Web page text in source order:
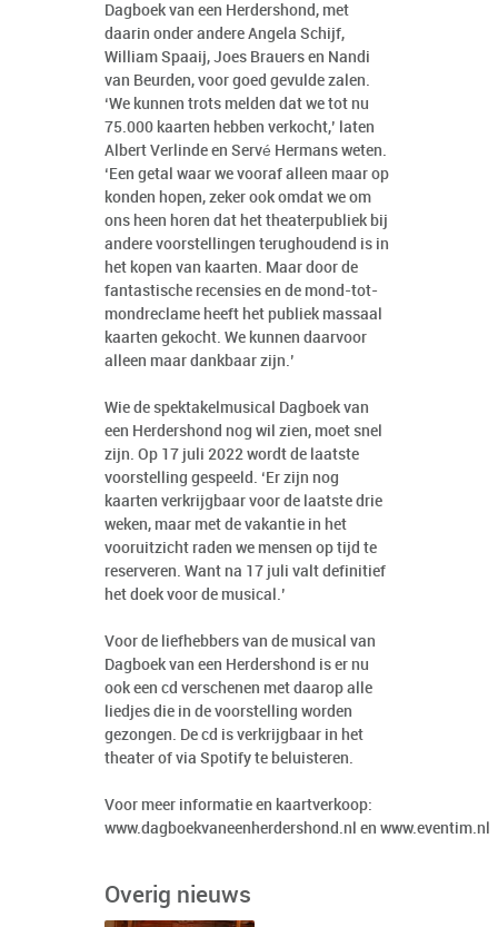
Dagboek van een Herdershond, met
daarin onder andere Angela Schijf,
William Spaaij, Joes Brauers en Nandi
van Beurden, voor goed gevulde zalen.
‘We kunnen trots melden dat we tot nu
75.000 kaarten hebben verkocht,’ laten
Albert Verlinde en Servé Hermans weten.
‘Een getal waar we vooraf alleen maar op
konden hopen, zeker ook omdat we om
ons heen horen dat het theaterpubliek bij
andere voorstellingen terughoudend is in
het kopen van kaarten. Maar door de
fantastische recensies en de mond-tot-
mondreclame heeft het publiek massaal
kaarten gekocht. We kunnen daarvoor
alleen maar dankbaar zijn.’
Wie de spektakelmusical Dagboek van
een Herdershond nog wil zien, moet snel
zijn. Op 17 juli 2022 wordt de laatste
voorstelling gespeeld. ‘Er zijn nog
kaarten verkrijgbaar voor de laatste drie
weken, maar met de vakantie in het
vooruitzicht raden we mensen op tijd te
reserveren. Want na 17 juli valt definitief
het doek voor de musical.’
Voor de liefhebbers van de musical van
Dagboek van een Herdershond is er nu
ook een cd verschenen met daarop alle
liedjes die in de voorstelling worden
gezongen. De cd is verkrijgbaar in het
theater of via Spotify te beluisteren.
Voor meer informatie en kaartverkoop:
www.dagboekvaneenherdershond.nl en www.eventim.nl
Overig nieuws